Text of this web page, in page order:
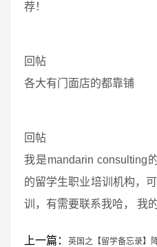
荐！
回帖
各大有门面店的都靠铺
回帖
我是mandarin consulting
的留学生职业培训机构，
训，有需要联系我哈， 我
上一篇： 英国之【留学备忘录】